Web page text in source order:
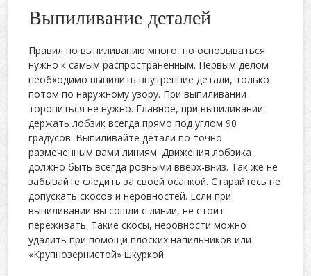
Выпиливание деталей
Правил по выпиливанию много, но основываться
нужно к самым распространенным. Первым делом
необходимо выпилить внутренние детали, только
потом по наружному узору. При выпиливании
торопиться не нужно. Главное, при выпиливании
держать лобзик всегда прямо под углом 90
градусов. Выпиливайте детали по точно
размеченным вами линиям. Движения лобзика
должно быть всегда ровными вверх-вниз. Так же не
забывайте следить за своей осанкой. Старайтесь не
допускать скосов и неровностей. Если при
выпиливании вы сошли с линии, не стоит
переживать. Такие скосы, неровности можно
удалить при помощи плоских напильников или
«Крупнозернистой» шкуркой.